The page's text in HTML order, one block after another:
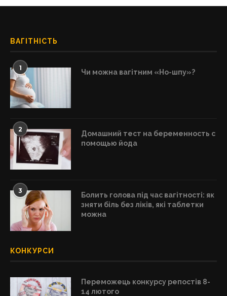
ВАГІТНІСТЬ
1 Чи можна вагітним «Но-шпу»?
2
Домашний тест на беременность с
помощью йода
3
Болить голова під час вагітності: як
зняти біль без ліків, які таблетки
можна
КОНКУРСИ
Переможець конкурсу репостів 8-
14 лютого